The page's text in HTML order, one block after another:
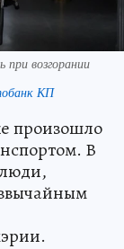
возгорании
КП
произошло
В